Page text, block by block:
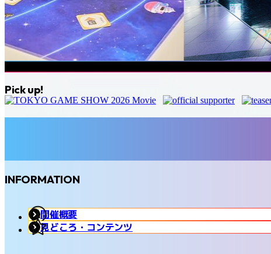
Pick up!
INFORMATION
開催概要
見どころ・コンテンツ